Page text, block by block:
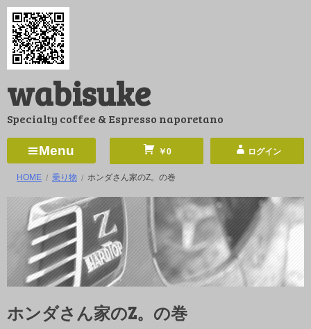
コ
ン
ツ
ス
ッ
wabisuke
Specialty coffee & Espresso naporetano
Menu ￥0 ログイン
HOME 乗り物 ホンダさん家のZ。の巻
ホンダさん家のZ。の巻